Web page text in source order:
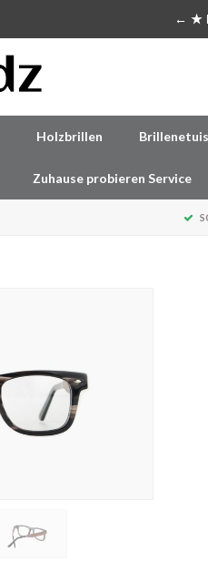
Holzbrillen Brillenetuis
Zuhause probieren Service
← ★